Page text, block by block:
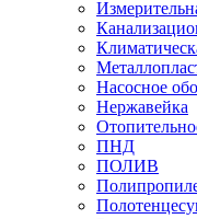
Насосное
Нержавейка
ПНД
ПОЛИВ